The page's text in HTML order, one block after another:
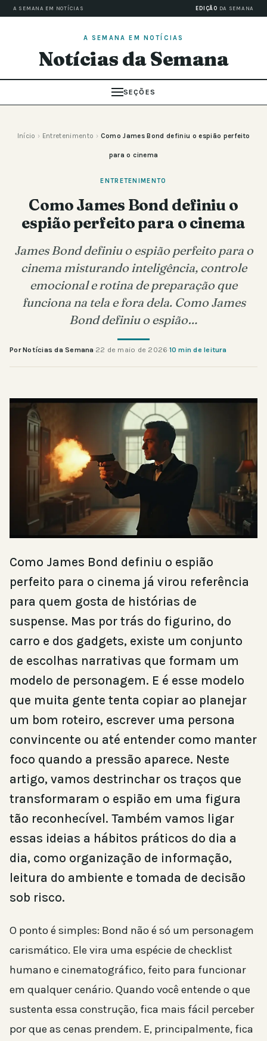
A SEMANA EM NOTÍCIAS EDIÇÃO DA SEMANA
A SEMANA EM NOTÍCIAS
Notícias da Semana
SEÇÕES
Início › Entretenimento › Como James Bond definiu o espião perfeito
para o cinema
ENTRETENIMENTO
Como James Bond definiu o
espião perfeito para o cinema
James Bond definiu o espião perfeito para o
cinema misturando inteligência, controle
emocional e rotina de preparação que
funciona na tela e fora dela. Como James
Bond definiu o espião…
Por Notícias da Semana·22 de maio de 2026·10 min de leitura
Como James Bond definiu o espião
perfeito para o cinema já virou referência
para quem gosta de histórias de
suspense. Mas por trás do figurino, do
carro e dos gadgets, existe um conjunto
de escolhas narrativas que formam um
modelo de personagem. E é esse modelo
que muita gente tenta copiar ao planejar
um bom roteiro, escrever uma persona
convincente ou até entender como manter
foco quando a pressão aparece. Neste
artigo, vamos destrinchar os traços que
transformaram o espião em uma figura
tão reconhecível. Também vamos ligar
essas ideias a hábitos práticos do dia a
dia, como organização de informação,
leitura do ambiente e tomada de decisão
sob risco.
O ponto é simples: Bond não é só um personagem
carismático. Ele vira uma espécie de checklist
humano e cinematográfico, feito para funcionar
em qualquer cenário. Quando você entende o que
sustenta essa construção, fica mais fácil perceber
por que as cenas prendem. E, principalmente, fica